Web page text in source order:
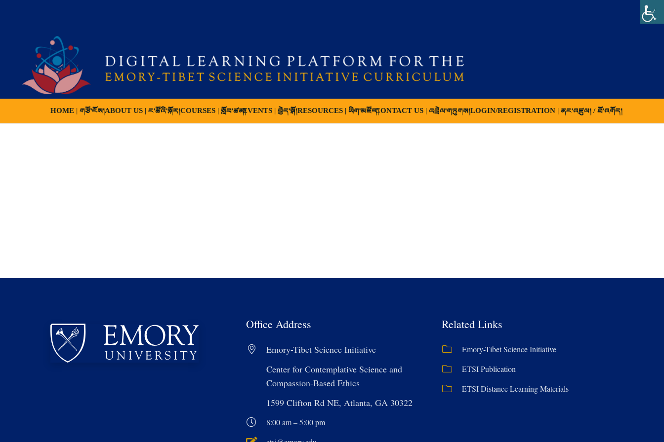
HOME | གཙོ་ངོས།ABOUT US | ང་ཚོའི་སྐོར།COURSES | སློབ་ཚན།EVENTS | བྱེད་སྒོ།RESOURCES | ཡིག་མཛོད།CONTACT US | འབྲེལ་གཏུགས།LOGIN/REGISTRATION | ནང་འཛུལ། / ཐོ་འགོད།
Office Address
Emory-Tibet Science Initiative
Center for Contemplative Science and
Compassion-Based Ethics
1599 Clifton Rd NE, Atlanta, GA 30322
8:00 am – 5:00 pm
Related Links
Emory-Tibet Science Initiative
ETSI Publication
ETSI Distance Learning Materials